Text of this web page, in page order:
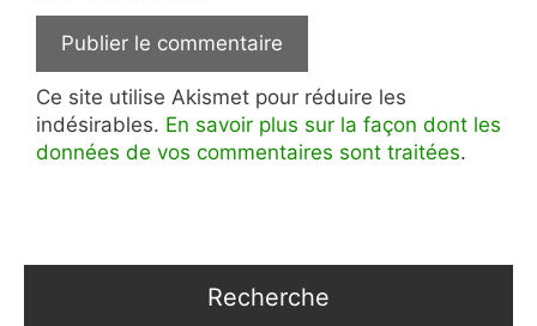
Ce site utilise Akismet pour réduire les
indésirables. En savoir plus sur la façon dont les
données de vos commentaires sont traitées.
Recherche